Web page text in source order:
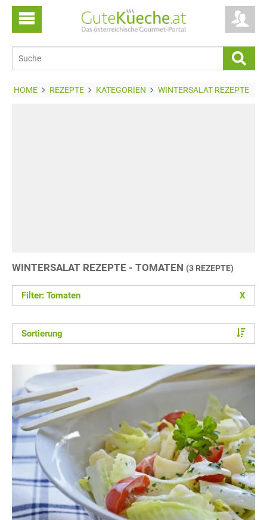
HOME REZEPTE KATEGORIEN WINTERSALAT REZEPTE
WINTERSALAT REZEPTE - TOMATEN (3 REZEPTE)
Filter: Tomaten X
Sortierung